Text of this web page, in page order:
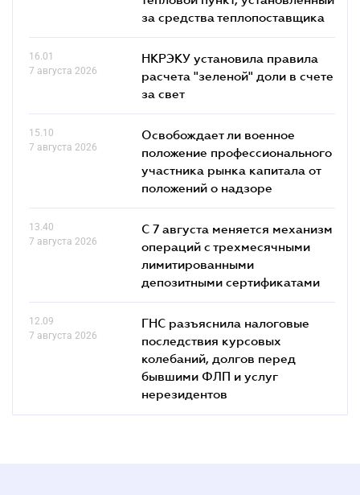
за средства теплопоставщика
16.01
7 августа 2026
НКРЭКУ установила правила
расчета "зеленой" доли в счете
за свет
15.10
7 августа 2026
Освобождает ли военное
положение профессионального
участника рынка капитала от
положений о надзоре
13.40
7 августа 2026
С 7 августа меняется механизм
операций с трехмесячными
лимитированными
депозитными сертификатами
12.09
7 августа 2026
ГНС разъяснила налоговые
последствия курсовых
колебаний, долгов перед
бывшими ФЛП и услуг
нерезидентов